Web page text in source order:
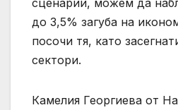
сценарии, можем да
до 3,5% загуба на
посочи тя, като
сектори.
Камелия Георгиева от